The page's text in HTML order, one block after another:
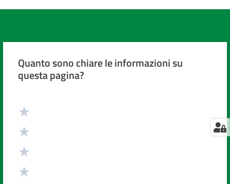
Quanto sono chiare le informazioni su
questa pagina?